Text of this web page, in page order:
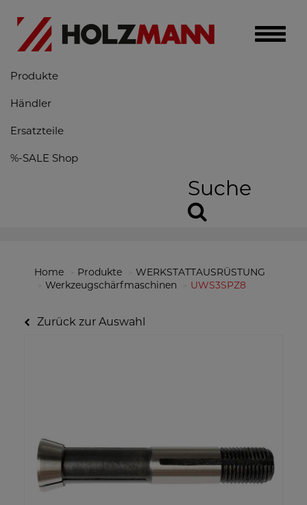
Toggle
Produkte
Händler
Ersatzteile
%-SALE Shop
Suche
Home Produkte
WERKSTATTAUSRÜSTUNG
Werkzeugschärfmaschinen
UWS3SPZ8
Zurück zur Auswahl